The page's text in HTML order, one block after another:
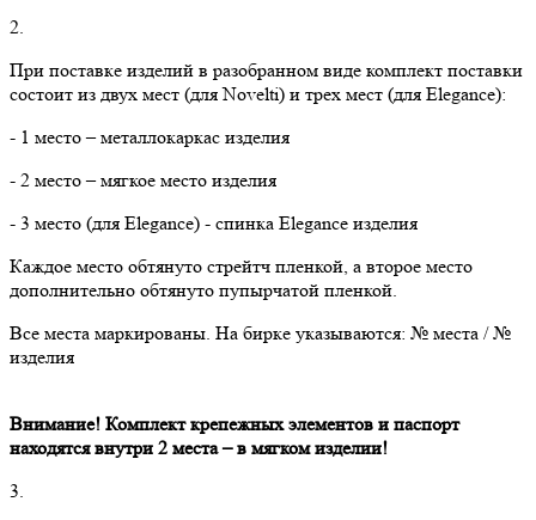
2.
При поставке изделий в разобранном виде комплект поставки
состоит из двух мест (для Novelti) и трех мест (для Elegance):
- 1 место – металлокаркас изделия
- 2 место – мягкое место изделия
- 3 место (для Elegance) - спинка Elegance изделия
Каждое место обтянуто стрейтч пленкой, а второе место
дополнительно обтянуто пупырчатой пленкой.
Все места маркированы. На бирке указываются: № места / №
изделия
Внимание! Комплект крепежных элементов и паспорт
находятся внутри 2 места – в мягком изделии!
3.